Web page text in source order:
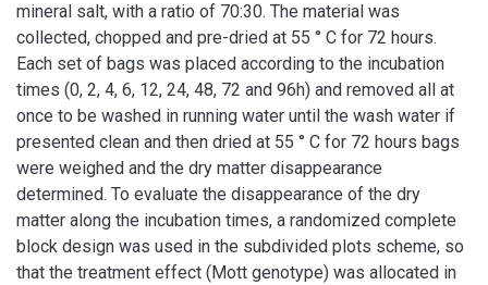
mineral salt, with a ratio of 70:30. The material was
collected, chopped and pre-dried at 55 ° C for 72 hours.
Each set of bags was placed according to the incubation
times (0, 2, 4, 6, 12, 24, 48, 72 and 96h) and removed all at
once to be washed in running water until the wash water if
presented clean and then dried at 55 ° C for 72 hours bags
were weighed and the dry matter disappearance
determined. To evaluate the disappearance of the dry
matter along the incubation times, a randomized complete
block design was used in the subdivided plots scheme, so
that the treatment effect (Mott genotype) was allocated in